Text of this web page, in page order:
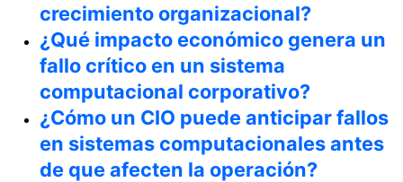
crecimiento organizacional?
¿Qué impacto económico genera un
fallo crítico en un sistema
computacional corporativo?
¿Cómo un CIO puede anticipar fallos
en sistemas computacionales antes
de que afecten la operación?